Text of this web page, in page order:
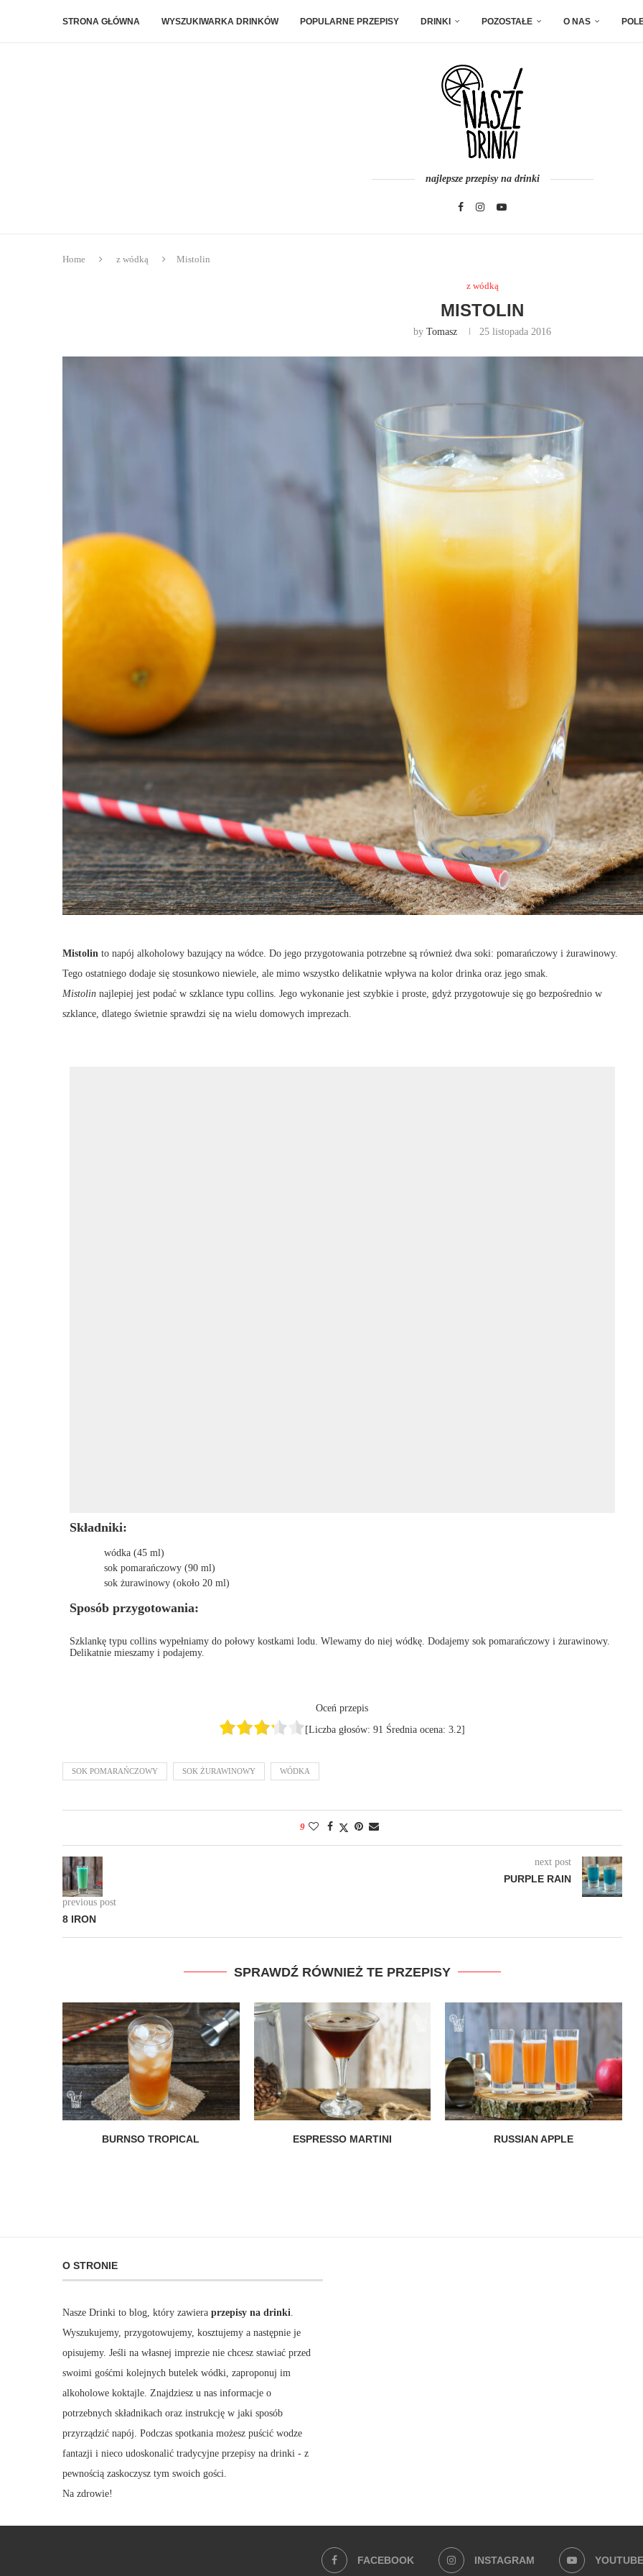
STRONA GŁÓWNA WYSZUKIWARKA DRINKÓW POPULARNE PRZEPISY DRINKI POZOSTAŁE O NAS
najlepsze przepisy na drinki
Home z wódką Mistolin
z wódką
MISTOLIN
by Tomasz 25 listopada 2016
Mistolin to napój alkoholowy bazujący na wódce. Do jego przygotowania potrzebne są również dwa soki: pomarańczowy i żurawinowy.
Tego ostatniego dodaje się stosunkowo niewiele, ale mimo wszystko delikatnie wpływa na kolor drinka oraz jego smak.
Mistolin najlepiej jest podać w szklance typu collins. Jego wykonanie jest szybkie i proste, gdyż przygotowuje się go bezpośrednio w
szklance, dlatego świetnie sprawdzi się na wielu domowych imprezach.
Składniki:
wódka (45 ml)
sok pomarańczowy (90 ml)
sok żurawinowy (około 20 ml)
Sposób przygotowania:
Szklankę typu collins wypełniamy do połowy kostkami lodu. Wlewamy do niej wódkę. Dodajemy sok pomarańczowy i żurawinowy.
Delikatnie mieszamy i podajemy.
Oceń przepis
[Liczba głosów:91 Średnia ocena:3.2]
SOK POMARAŃCZOWY SOK ŻURAWINOWY WÓDKA
9
previous post
8 IRON
next post
PURPLE RAIN
SPRAWDŹ RÓWNIEŻ TE PRZEPISY
BURNSO TROPICAL ESPRESSO MARTINI RUSSIAN APPLE
O STRONIE
Nasze Drinki to blog, który zawiera przepisy na drinki.
Wyszukujemy, przygotowujemy, kosztujemy a następnie je
opisujemy. Jeśli na własnej imprezie nie chcesz stawiać przed
swoimi gośćmi kolejnych butelek wódki, zaproponuj im
alkoholowe koktajle. Znajdziesz u nas informacje o
potrzebnych składnikach oraz instrukcję w jaki sposób
przyrządzić napój. Podczas spotkania możesz puścić wodze
fantazji i nieco udoskonalić tradycyjne przepisy na drinki - z
pewnością zaskoczysz tym swoich gości.
Na zdrowie!
FACEBOOK INSTAGRAM YOUTUBE